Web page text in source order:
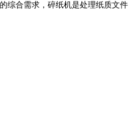
综合需求，碎纸机是处理纸质文件